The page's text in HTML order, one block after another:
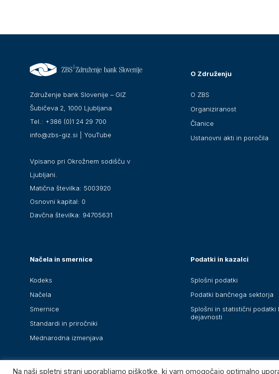
Združenje bank Slovenije – GIZ
Šubičeva 2, 1000 Ljubljana
Tel.: +386 (0)1 24 29 700
info@zbs-giz.si |YouTube
Vpisano pri Okrožnem sodišču v
Ljubljani.
Matična številka: 5003920
Osnovni kapital: 0
Davčna številka: 94705631
O Združenju
O ZBS
Organiziranost
Članice
Ustanovni akti in poročila
Načela in smernice
Kodeks
Načela
Smernice
Standardi in priročniki
Mednarodna izmenjava
Podatki in kazalci
Splošni podatki
Podatki bančnega sektorja
Splošni in statistični podatki
dejavnosti
Na naši spletni strani uporabljamo piškotke, ki vam omogočajo optimalno